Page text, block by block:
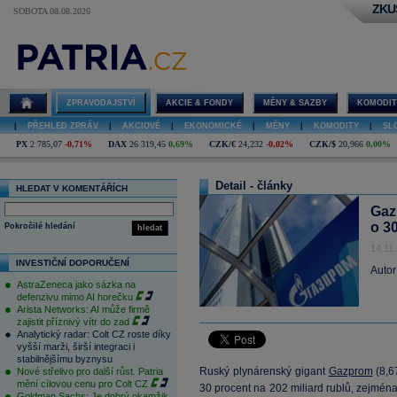
SOBOTA 08.08.2026
ZPRAVODAJSTVÍ AKCIE & FONDY MĚNY & SAZBY
PŘEHLED ZPRÁV AKCIOVÉ EKONOMICKÉ MĚNY KOMODITY
PX 2 785,07 -0,71% DAX 26 319,45 0,69% CZK/€ 24,232 -0,02% CZK/$ 20,966 0,00%
HLEDAT V KOMENTÁŘÍCH
hledat
Pokročilé hledání
INVESTIČNÍ DOPORUČENÍ
AstraZeneca jako sázka na
defenzivu mimo AI horečku
Arista Networks: AI může firmě
zajistit příznivý vítr do zad
Analytický radar: Colt CZ roste díky
vyšší marži, širší integraci i
stabilnějšímu byznysu
Nové střelivo pro další růst. Patria
mění cílovou cenu pro Colt CZ
Detail - články
o
Ruský plynárenský gigant Gazprom(
30 procent na 202 miliard rublů,